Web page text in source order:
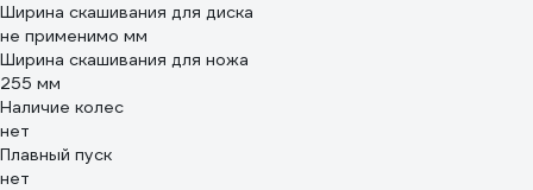
Ширина скашивания для диска
не применимо мм
Ширина скашивания для ножа
255 мм
Наличие колес
нет
Плавный пуск
нет